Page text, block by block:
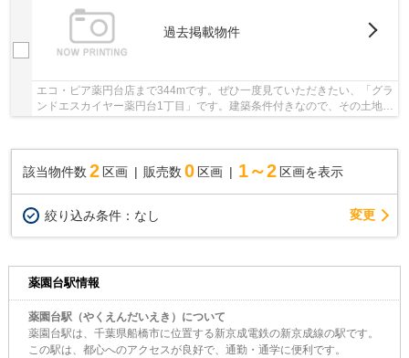
過去掲載物件
エコ・ピア薬円台店まで344mです。ぜひ一度見ていただきたい、「グラ
ンドエスカイヤー薬円台1丁目」です。建築条件付きなので、その土地に
該当物件数 2 区画 販売数 0 区画 1～2 区画を表示
絞り込み条件： なし 変更
薬園台駅情報
薬園台駅（やくえんだいえき）について
薬園台駅は、千葉県船橋市に位置する新京成電鉄の新京成線の駅です。
この駅は、都心へのアクセスが良好で、通勤・通学に便利です。